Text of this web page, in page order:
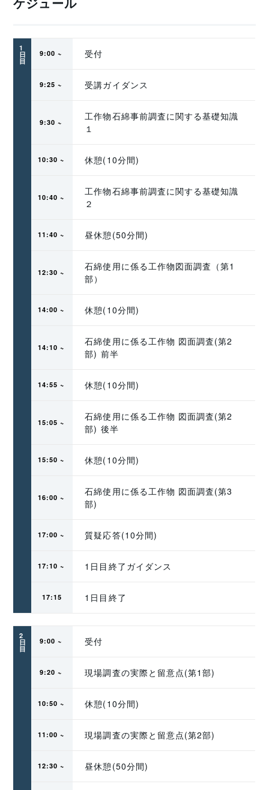
1
日
目
9:00 ~ 受付
9:25 ~ 受講ガイダンス
9:30 ~
工作物石綿事前調査に関する基礎知識
１
10:30 ~ 休憩(10分間)
10:40 ~
工作物石綿事前調査に関する基礎知識
２
11:40 ~ 昼休憩(50分間)
12:30 ~
石綿使用に係る工作物図面調査（第1
部）
14:00 ~ 休憩(10分間)
14:10 ~
石綿使用に係る工作物 図面調査(第2
部) 前半
14:55 ~ 休憩(10分間)
15:05 ~
石綿使用に係る工作物 図面調査(第2
部) 後半
15:50 ~ 休憩(10分間)
16:00 ~
石綿使用に係る工作物 図面調査(第3
部)
17:00 ~ 質疑応答(10分間)
17:10 ~ 1日目終了ガイダンス
17:15 1日目終了
2
日
目
9:00 ~ 受付
9:20 ~ 現場調査の実際と留意点(第1部)
10:50 ~ 休憩(10分間)
11:00 ~ 現場調査の実際と留意点(第2部)
12:30 ~ 昼休憩(50分間)